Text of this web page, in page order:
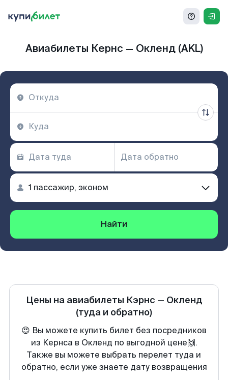
Авиабилеты Кернс — Окленд (AKL)
Найти
Цены на авиабилеты Кэрнс — Окленд
(туда и обратно)
😍 Вы можете купить билет без посредников
из Кернса в Окленд по выгодной цене🙌.
Также вы можете выбрать перелет туда и
обратно, если уже знаете дату возвращения